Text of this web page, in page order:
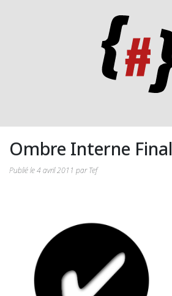
Ombre Interne Final
Publié le 4 avril 2011 par Tef